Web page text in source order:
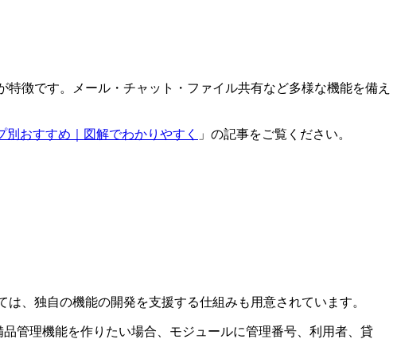
徴です。メール・チャット・ファイル共有など多様な機能を備え
おすすめ｜図解でわかりやすく 」の記事をご覧ください。
、独自の機能の開発を支援する仕組みも用意されています。
管理機能を作りたい場合、モジュールに管理番号、利用者、貸